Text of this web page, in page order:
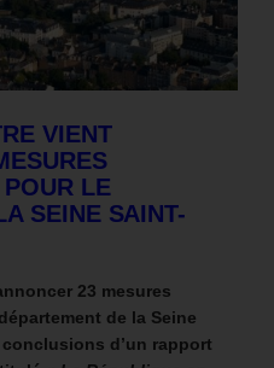
VIENT
LE
SEINE SAINT-
23 mesures
de la Seine
d’un rapport